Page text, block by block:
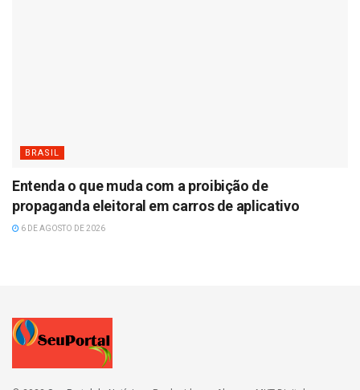
BRASIL
Entenda o que muda com a proibição de
propaganda eleitoral em carros de aplicativo
6 DE AGOSTO DE 2026